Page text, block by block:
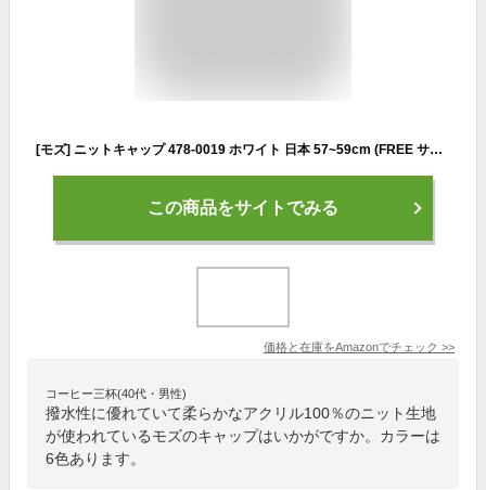
[モズ] ニットキャップ 478-0019 ホワイト 日本 57~59cm (FREE サイズ)
この商品をサイトでみる
価格と在庫をAmazonでチェック >>
コーヒー三杯(40代・男性)
撥水性に優れていて柔らかなアクリル100％のニット生地
が使われているモズのキャップはいかがですか。カラーは
6色あります。